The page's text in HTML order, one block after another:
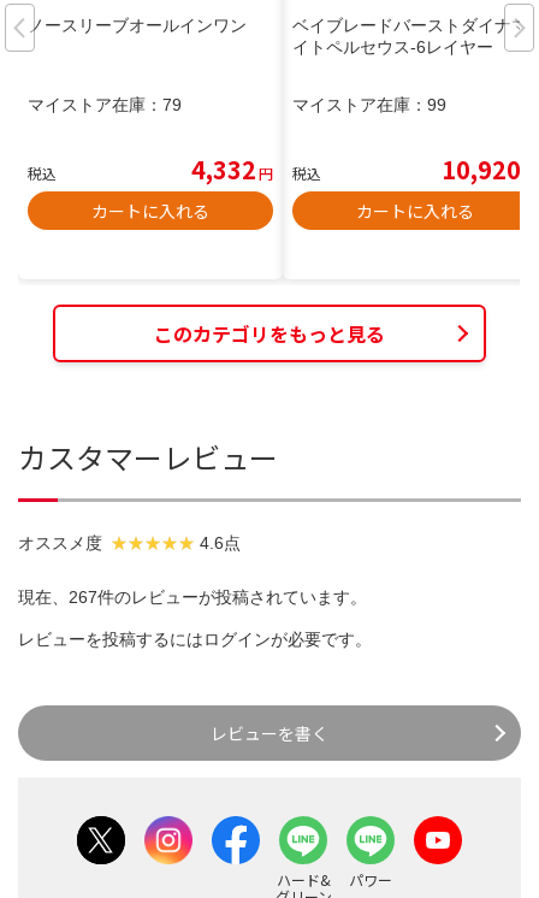
ノースリーブオールインワン
マイストア在庫： 79
税込 4,332円
カートに入れる
ベイブレードバーストダイナマ
イトペルセウス-6レイヤー
マイストア在庫： 99
税込 10,920
カートに入れる
このカテゴリをもっと見る
カスタマーレビュー
オススメ度 4.6点
現在、267件のレビューが投稿されています。
レビューを投稿するにはログインが必要です。
レビューを書く
ハード&
パワー